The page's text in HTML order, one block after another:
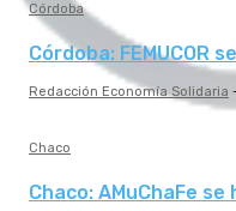
Córdoba
Córdoba: FEMUCOR
Redacción Economía Solidaria
Chaco
Chaco: AMuChaFe